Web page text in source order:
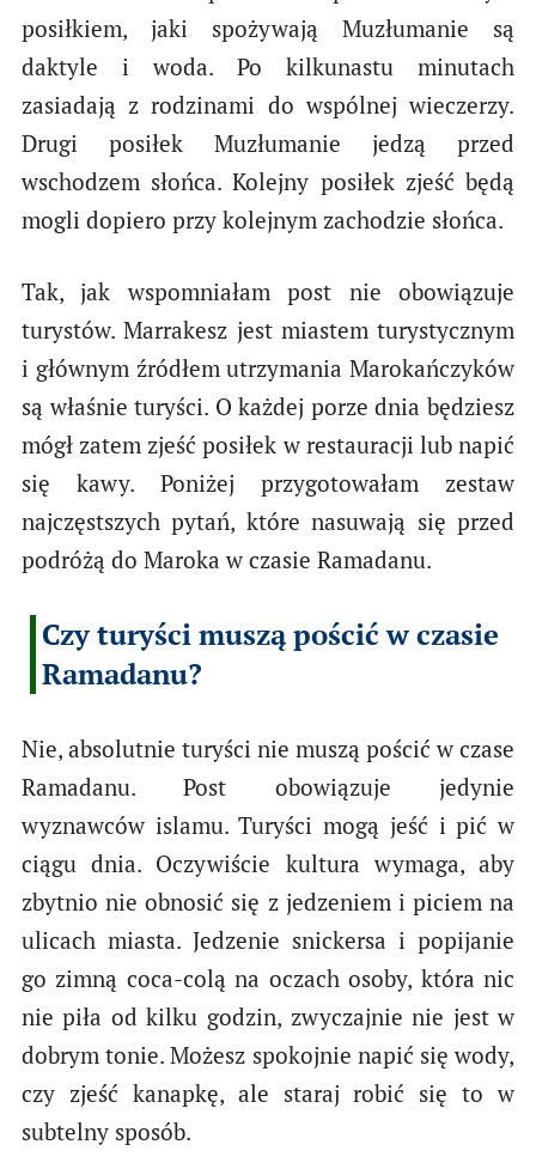
posiłkiem, jaki spożywają Muzłumanie są
daktyle i woda. Po kilkunastu minutach
zasiadają z rodzinami do wspólnej wieczerzy.
Drugi posiłek Muzłumanie jedzą przed
wschodzem słońca. Kolejny posiłek zjeść będą
mogli dopiero przy kolejnym zachodzie słońca.
Tak, jak wspomniałam post nie obowiązuje
turystów. Marrakesz jest miastem turystycznym
i głównym źródłem utrzymania Marokańczyków
są właśnie turyści. O każdej porze dnia będziesz
mógł zatem zjeść posiłek w restauracji lub napić
się kawy. Poniżej przygotowałam zestaw
najczęstszych pytań, które nasuwają się przed
podróżą do Maroka w czasie Ramadanu.
Czy turyści muszą pościć w czasie
Ramadanu?
Nie, absolutnie turyści nie muszą pościć w czase
Ramadanu. Post obowiązuje jedynie
wyznawców islamu. Turyści mogą jeść i pić w
ciągu dnia. Oczywiście kultura wymaga, aby
zbytnio nie obnosić się z jedzeniem i piciem na
ulicach miasta. Jedzenie snickersa i popijanie
go zimną coca-colą na oczach osoby, która nic
nie piła od kilku godzin, zwyczajnie nie jest w
dobrym tonie. Możesz spokojnie napić się wody,
czy zjeść kanapkę, ale staraj robić się to w
subtelny sposób.